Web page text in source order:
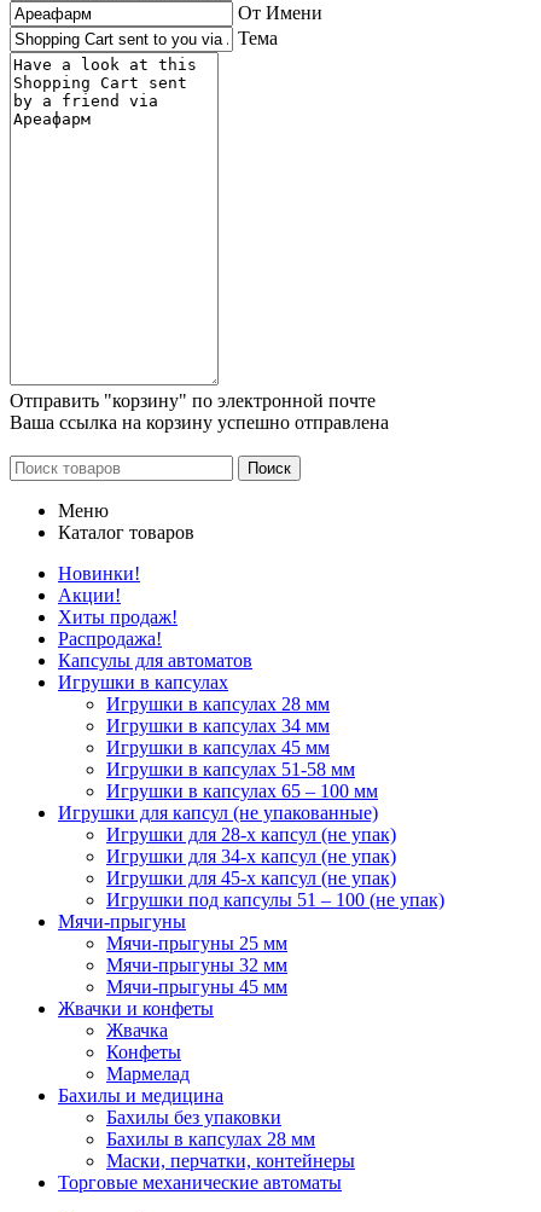
От Имени
Тема
Отправить "корзину" по электронной почте
Ваша ссылка на корзину успешно отправлена
Поиск
Меню
Каталог товаров
Новинки!
Акции!
Хиты продаж!
Распродажа!
Капсулы для автоматов
Игрушки в капсулах
Игрушки в капсулах 28 мм
Игрушки в капсулах 34 мм
Игрушки в капсулах 45 мм
Игрушки в капсулах 51-58 мм
Игрушки в капсулах 65 – 100 мм
Игрушки для капсул (не упакованные)
Игрушки для 28-х капсул (не упак)
Игрушки для 34-х капсул (не упак)
Игрушки для 45-х капсул (не упак)
Игрушки под капсулы 51 – 100 (не упак)
Мячи-прыгуны
Мячи-прыгуны 25 мм
Мячи-прыгуны 32 мм
Мячи-прыгуны 45 мм
Жвачки и конфеты
Жвачка
Конфеты
Мармелад
Бахилы и медицина
Бахилы без упаковки
Бахилы в капсулах 28 мм
Маски, перчатки, контейнеры
Торговые механические автоматы